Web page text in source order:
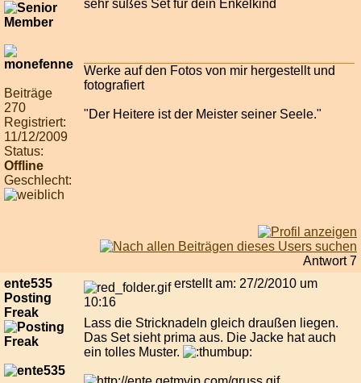
Beiträge
270
Registriert:
11/12/2009
Status:
Offline
Geschlecht:
sehr süßes Set für dein Enkelkind
Werke auf den Fotos von mir hergestellt und
fotografiert
"Der Heitere ist der Meister seiner Seele."
Antwort 7
ente535
Posting
Freak
erstellt am: 27/2/2010 um
10:16
Lass die Stricknadeln gleich draußen liegen.
Das Set sieht prima aus. Die Jacke hat auch
ein tolles Muster.